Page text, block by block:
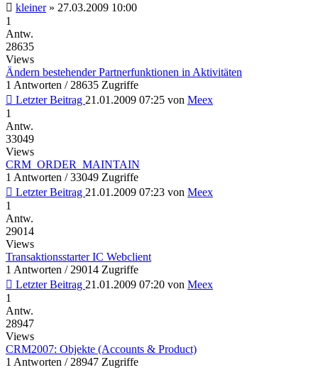
kleiner» 27.03.2009 10:00
1
Antw.
28635
Views
Ändern bestehender Partnerfunktionen in Aktivitäten
1 Antworten / 28635 Zugriffe
Letzter Beitrag 21.01.2009 07:25 von Meex
1
Antw.
33049
Views
CRM_ORDER_MAINTAIN
1 Antworten / 33049 Zugriffe
Letzter Beitrag 21.01.2009 07:23 von Meex
1
Antw.
29014
Views
Transaktionsstarter IC Webclient
1 Antworten / 29014 Zugriffe
Letzter Beitrag 21.01.2009 07:20 von Meex
1
Antw.
28947
Views
CRM2007: Objekte (Accounts & Product)
1 Antworten / 28947 Zugriffe